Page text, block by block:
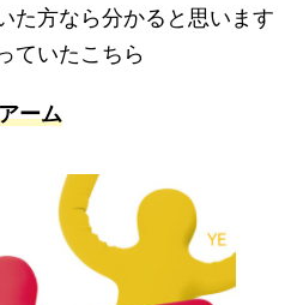
た方なら分かると思います
ていたこちら
ーム